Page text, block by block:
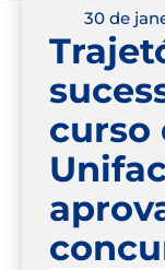
30 de
curso